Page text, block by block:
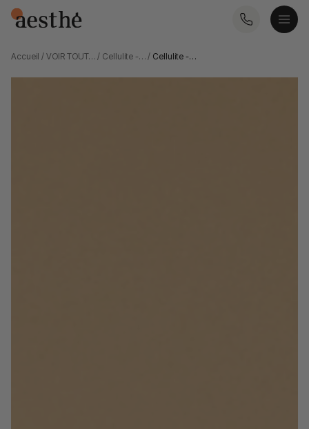
Accueil / VOIR TOUT… / Cellulite -… / Cellulite -…